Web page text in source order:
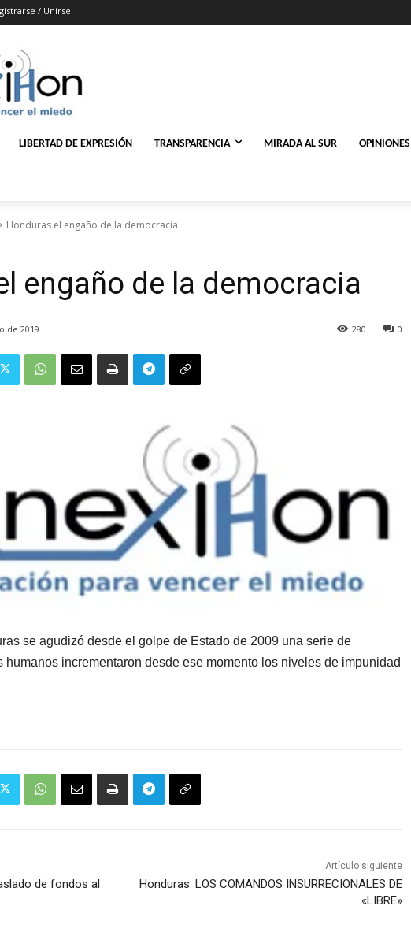
/ Unirse
LIBERTAD DE EXPRESIÓN TRANSPARENCIA MIRADA AL SUR OPINIONES
Honduras el engaño de la democracia
engaño de la democracia
de 2019 0
280
se agudizó desde el golpe de Estado de 2009 una serie de
incrementaron desde ese momento los niveles de impunidad
de fondos al
Artículo siguiente
Honduras: LOS COMANDOS INSURRECIONALES DE
«LIBRE»